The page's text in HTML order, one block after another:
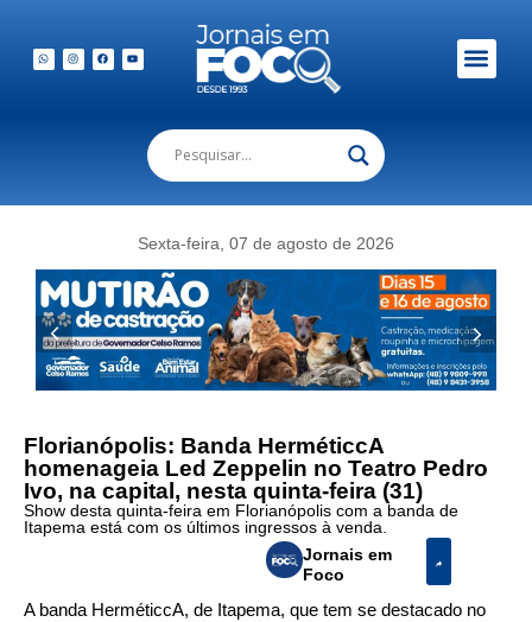
Sexta-feira, 07 de agosto de 2026
Florianópolis: Banda HerméticcA
homenageia Led Zeppelin no Teatro Pedro
Ivo, na capital, nesta quinta-feira (31)
Show desta quinta-feira em Florianópolis com a banda de
Itapema está com os últimos ingressos à venda.
Jornais em
Foco
A banda HerméticcA, de Itapema, que tem se destacado no